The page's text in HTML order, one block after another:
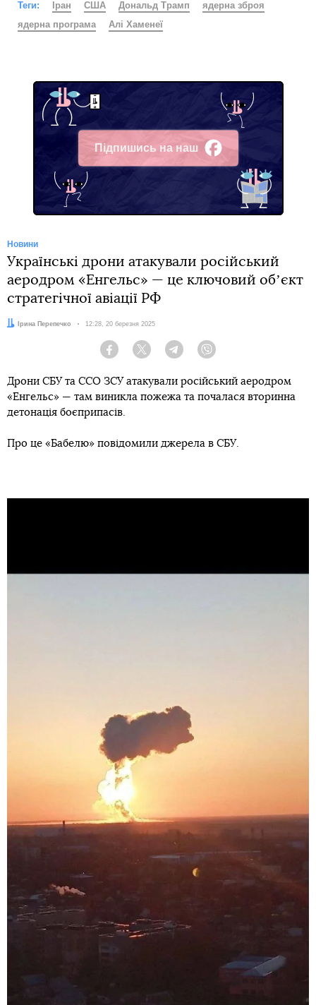
Теги: Іран США Дональд Трамп
ядерна зброя
ядерна програма
Алі Хаменеї
Підпишись на наш
Facebook
Новини
Українські дрони атакували російський
аеродром «Енгельс» — це ключовий обʼєкт
стратегічної авіації РФ
Автор:Ірина Перепечко Дата:
12:28, 20 березня 2025
Facebook Twitter Telegram
Дрони СБУ та ССО ЗСУ атакували російський аеродром
«Енгельс» — там виникла пожежа та почалася вторинна
детонація боєприпасів.
Про це «Бабелю» повідомили джерела в СБУ.